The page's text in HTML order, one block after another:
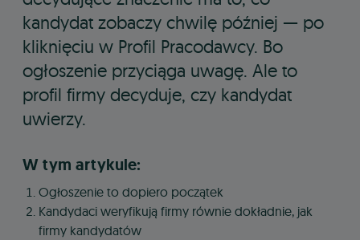
kandydat zobaczy chwilę później — po
kliknięciu w Profil Pracodawcy. Bo
ogłoszenie przyciąga uwagę. Ale to
profil firmy decyduje, czy kandydat
uwierzy.
W tym artykule:
Ogłoszenie to dopiero początek
Kandydaci weryfikują firmy równie dokładnie, jak
firmy kandydatów